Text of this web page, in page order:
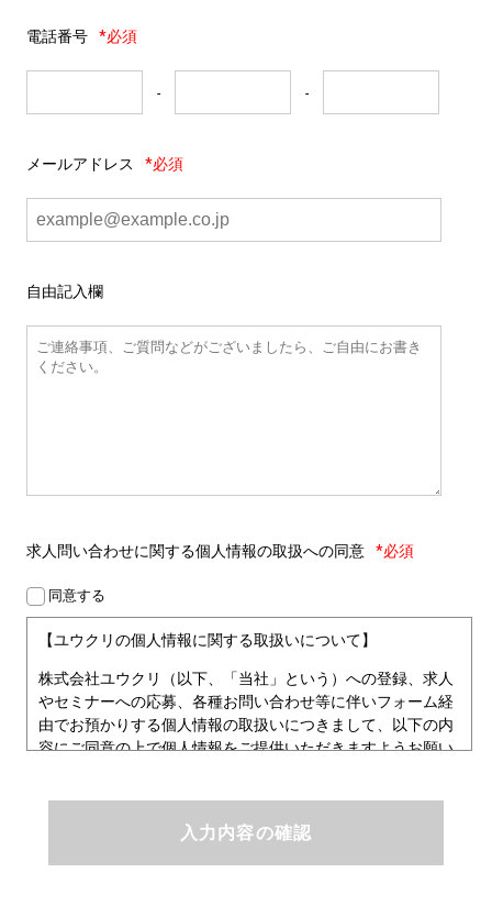
電話番号 *必須
- -
メールアドレス *必須
自由記入欄
求人問い合わせに関する個人情報の取扱への同意 *必須
同意する
【ユウクリの個人情報に関する取扱いについて】
株式会社ユウクリ（以下、「当社」という）への登録、求人
やセミナーへの応募、各種お問い合わせ等に伴いフォーム経
由でお預かりする個人情報の取扱いにつきまして、以下の内
容にご同意の上で個人情報をご提供いただきますようお願い
ユウクリにおける個人情報保護方針